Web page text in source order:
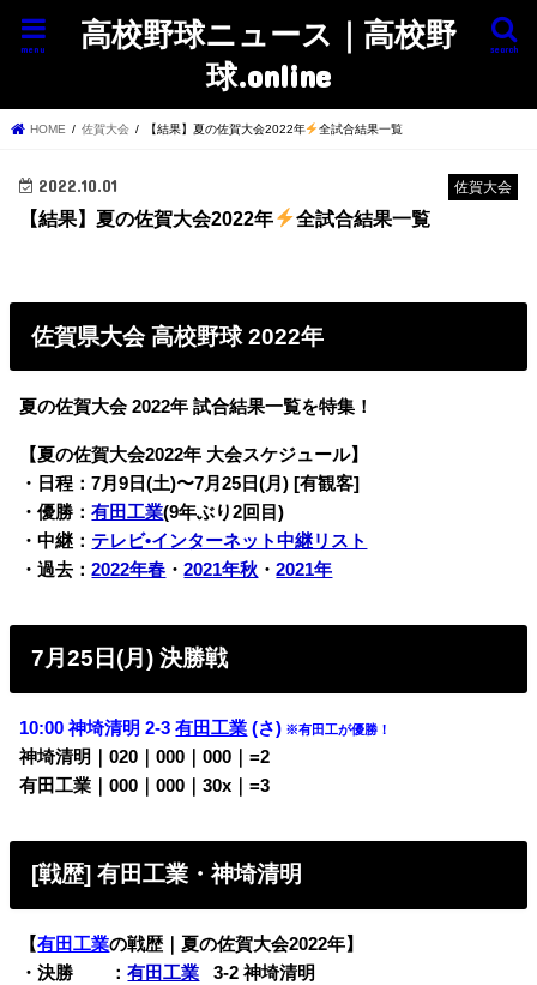
高校野球ニュース｜高校野
球.online
search
menu
HOME 佐賀大会 【結果】夏の佐賀大会2022年 全試合結果一覧
佐賀大会
2022.10.01
【結果】夏の佐賀大会2022年 全試合結果一覧
佐賀県大会 高校野球 2022年
夏の佐賀大会 2022年 試合結果一覧を特集！
【夏の佐賀大会2022年 大会スケジュール】
・日程：7月9日(土)〜7月25日(月) [有観客]
・優勝：有田工業(9年ぶり2回目)
・中継： テレビ•インターネット中継リスト
・過去：2022年春 ・2021年秋 ・2021年
7月25日(月) 決勝戦
10:00神埼清明 2-3有田工業 (さ) ※有田工が優勝！
神埼清明｜020｜000｜000｜=2
有田工業｜000｜000｜30x｜=3
[戦歴] 有田工業・神埼清明
【有田工業の戦歴｜夏の佐賀大会2022年】
・決勝 ：有田工業 03-2 神埼清明